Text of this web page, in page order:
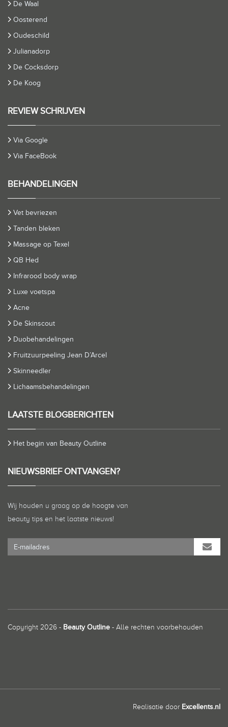
De Waal
Oosterend
Oudeschild
Julianadorp
De Cocksdorp
De Koog
REVIEW SCHRIJVEN
Via Google
Via FaceBook
BEHANDELINGEN
Vet bevriezen
Tanden bleken
Massage op Texel
QB Hed
Infrarood body wrap
Luxe voetspa
Acne
De Skinscout
Duobehandelingen
Fruitzuurpeeling Jean D’Arcel
Skinneedler
Lichaamsbehandelingen
LAATSTE BLOGBERICHTEN
Het begin van Beauty Outline
NIEUWSBRIEF ONTVANGEN?
Wij houden u graag op de hoogte van
beauty tips en het laatste nieuws!
Copyright 2026 - Beauty Outline - Alle rechten voorbehouden
Realisatie door Excellents.nl